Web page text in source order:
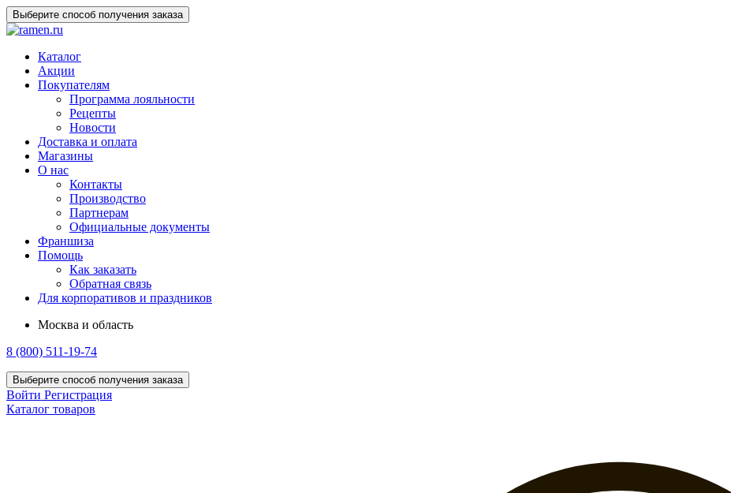
Выберите способ получения заказа
Каталог
Акции
Покупателям
Программа лояльности
Рецепты
Новости
Доставка и оплата
Магазины
О нас
Контакты
Производство
Партнерам
Официальные документы
Франшиза
Помощь
Как заказать
Обратная связь
Для корпоративов и праздников
Москва и область
8 (800) 511-19-74
Выберите способ получения заказа
Войти Регистрация
Каталог товаров